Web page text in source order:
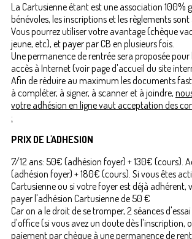
La Cartusienne étant est une association 100%
bénévoles, les inscriptions et les règlements sont
Vous pourrez utiliser votre avantage (chèque
jeune, etc), et payer par CB en plusieurs fois.
Une permanence de rentrée sera proposée pour
accès à Internet (voir page d'accueil du site
Afin de réduire au maximum les documents
à compléter, à signer, à scanner et à joindre,
votre adhésion en ligne vaut acceptation des
:
PRIX DE L'ADHESION
7/12 ans: 50€ (adhésion foyer) + 130€ (cours).
(adhésion foyer) + 180€ (cours). Si vous êtes
Cartusienne ou si votre foyer est déjà adhérent,
payer l'adhésion Cartusienne de 50 €
Car on a le droit de se tromper, 2 séances
d'office (si vous avez un doute dès l'inscription,
paiement par chèque à une permanence de